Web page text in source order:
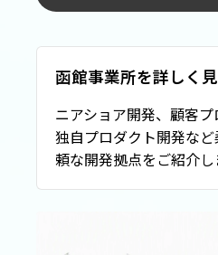
函館事業所を詳しく
ニアショア開発、顧客プ
独自プロダクト開発な
頼な開発拠点をご紹介し